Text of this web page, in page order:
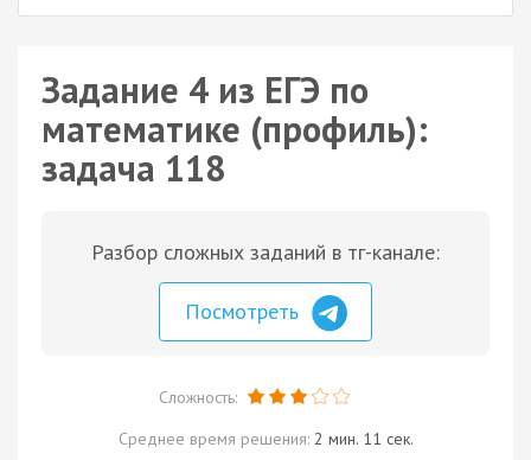
Задание 4 из ЕГЭ по
математике (профиль):
задача 118
Разбор сложных заданий в тг-канале:
Посмотреть
Сложность:
Среднее время решения: 2 мин. 11 сек.